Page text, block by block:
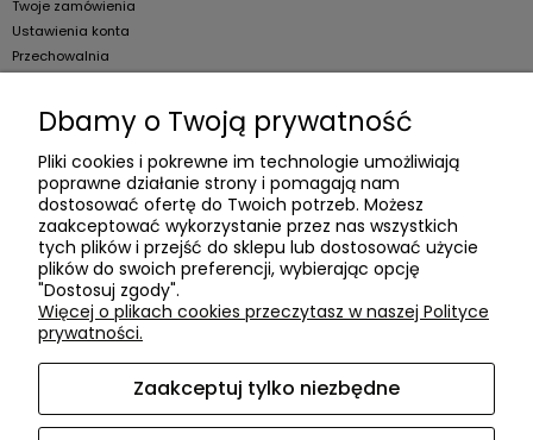
Twoje zamówienia
Ustawienia konta
Przechowalnia
Dla firm
O firmie
Informacje o firmie
Kontakt
dacter.pl
Akcesoria meblowe DAC TER | ul. Przepiórki 56, 02-410
Warszawa, woj. mazowieckie | E-mail:sklep@dacter.plTel.:
602677377| NIP: 5220052421 REGON: 012076264
Dbamy o Twoją prywatność
Pliki cookies i pokrewne im technologie umożliwiają
poprawne działanie strony i pomagają nam
dostosować ofertę do Twoich potrzeb. Możesz
zaakceptować wykorzystanie przez nas wszystkich
tych plików i przejść do sklepu lub dostosować użycie
plików do swoich preferencji, wybierając opcję
"Dostosuj zgody".
Więcej o plikach cookies przeczytasz w naszej Polityce
prywatności.
Zaakceptuj tylko niezbędne